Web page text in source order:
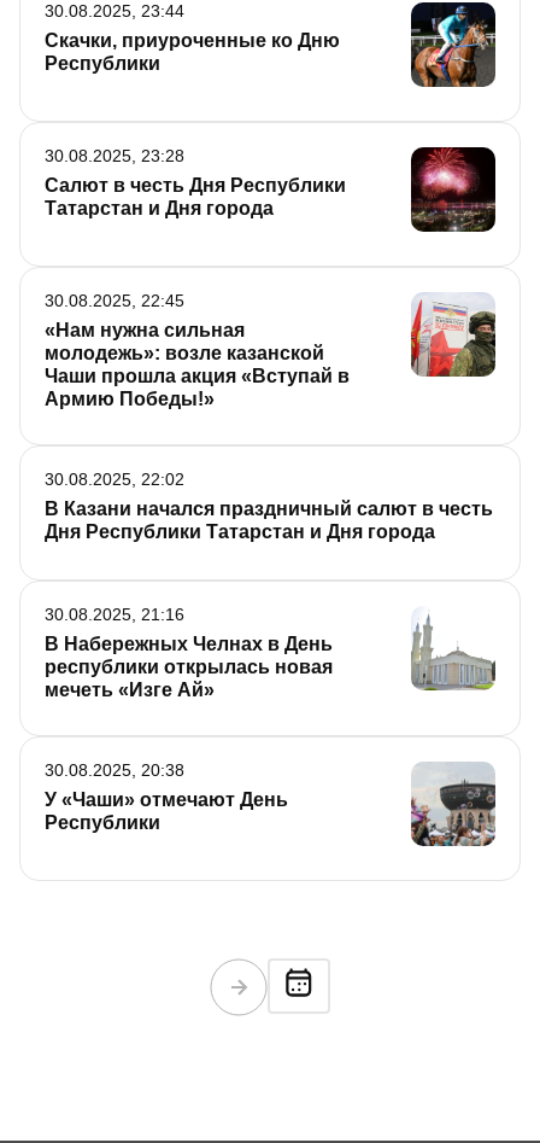
день – в материале «РТ».
Скачки, приуроченные ко Дню
Республики
30.08.2025, 23:44
Салют в честь Дня Республики
Татарстан и Дня города
30.08.2025, 23:28
«Нам нужна сильная
молодежь»: возле казанской
Чаши прошла акция «Вступай в
Армию Победы!»
30.08.2025, 22:45
В Казани начался праздничный салют в честь
Дня Республики Татарстан и Дня города
30.08.2025, 22:02
В Набережных Челнах в День
республики открылась новая
мечеть «Изге Ай»
30.08.2025, 21:16
У «Чаши» отмечают День
Республики
30.08.2025, 20:38